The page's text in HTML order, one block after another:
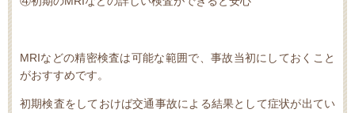
MRIなどの精密検査は可能な範囲で、事故当初にしておくこと
がおすすめです。
初期検査をしておけば交通事故による結果として症状が出てい